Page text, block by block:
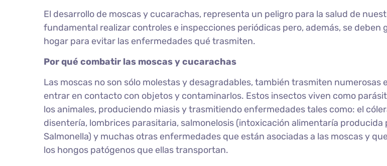
El desarrollo de moscas y cucarachas, representa un peligro para la salud de
fundamental realizar controles e inspecciones periódicas pero, además, se deben
hogar para evitar las enfermedades qué trasmiten.
Por qué combatir las moscas y cucarachas
Las moscas no son sólo molestas y desagradables, también trasmiten numerosas
entrar en contacto con objetos y contaminarlos. Estos insectos viven como
los animales, produciendo miasis y trasmitiendo enfermedades tales como: el
disentería, lombrices parasitaria, salmonelosis (intoxicación alimentaría producida
Salmonella) y muchas otras enfermedades que están asociadas a las moscas y
los hongos patógenos que ellas transportan.